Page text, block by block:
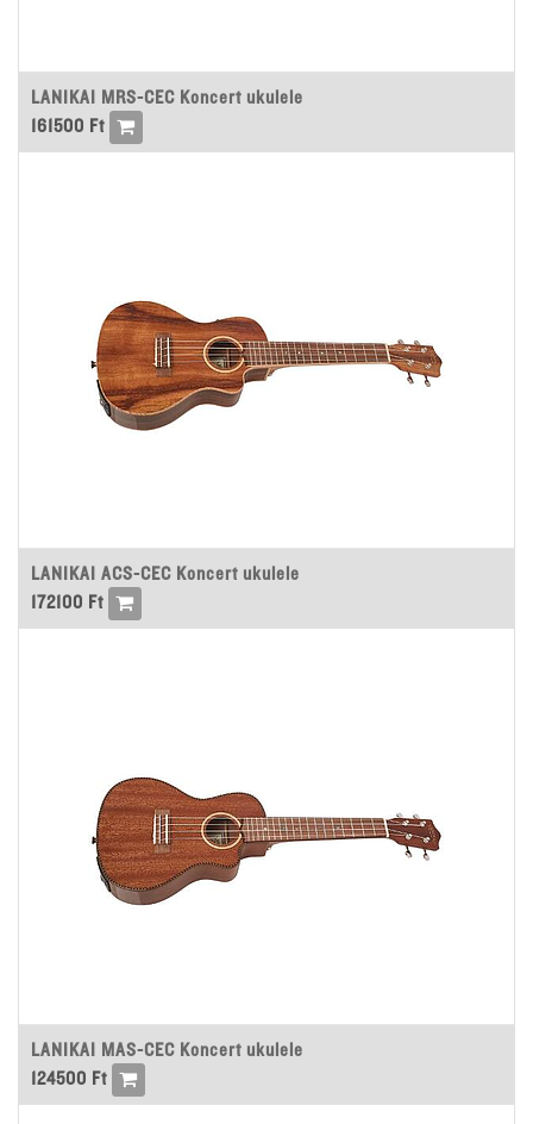
LANIKAI MRS-CEC Koncert ukulele
161500 Ft
LANIKAI ACS-CEC Koncert ukulele
172100 Ft
LANIKAI MAS-CEC Koncert ukulele
124500 Ft